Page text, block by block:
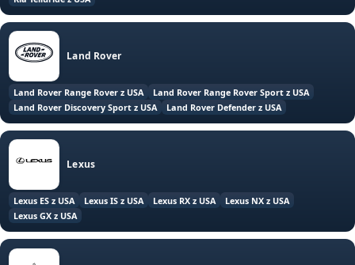
Land Rover
Land Rover Range Rover z USA
Land Rover Range Rover Sport z USA
Land Rover Discovery Sport z USA
Land Rover Defender z USA
Lexus
Lexus ES z USA Lexus IS z USA Lexus RX z USA
Lexus NX z USA
Lexus GX z USA